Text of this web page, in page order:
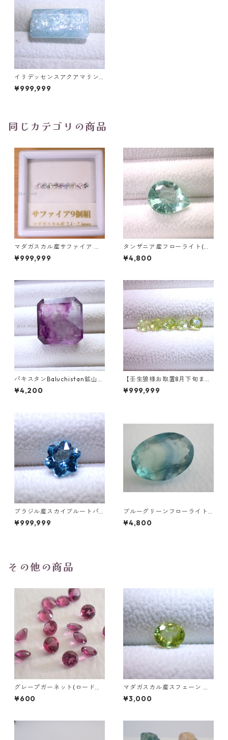
イリデッセンスアクアマリン 1
2ct 19.8mm*10.6mm*6.9mm
¥999,999
同じカテゴリの商品
マダガスカル産サファイア ル
ース 9個組 2.4～2.5mm
¥999,999
タンザニア産フローライト(蛍
光) ペアシェイプカットルース
5.46ct 13.8mm*10.8mm*7.0
¥4,800
パキスタンBaluchistan鉱山産
フローライト スクエアカット
ルース 34.4ct 20 x 19.6 x 11
¥4,200
【壬生狼様お取置8月下旬ま
で】マダガスカル産スフェー
ン ラウンドカットルース 0.45
¥999,999
ブラジル産スカイブルートパ
ーズ スノーフレークカットル
ース 1.5ct 7.0mm*7.0mm*4.
¥999,999
ブルーグリーンフローライト
オーバルカットルース 10.2ct
15.4mm*11.1mm*8.0mm
¥4,800
その他の商品
グレープガーネット(ロードラ
イトガーネット) ラウンドカッ
トルース 0.1ct前後 直径3mm
¥600
マダガスカル産スフェーン オ
ーバルカットルース 1.03ct 6.
3mm*5.3mm*3.6mm
¥3,000